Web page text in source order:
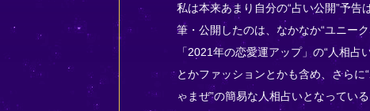
私は本来あまり自分の“占い公開”予
筆・公開したのは、なかなか“ユニー
「2021年の恋愛運アップ」の“人相
とかファッションとかも含め、さらに
ゃまぜ”の簡易な人相占いとなってい